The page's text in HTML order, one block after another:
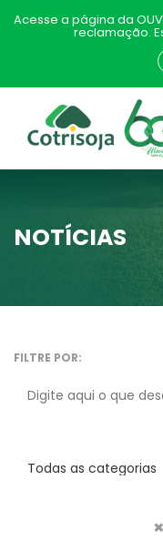
Acesse a página da
reclamação.
NOTÍCIAS
FILTRE POR: